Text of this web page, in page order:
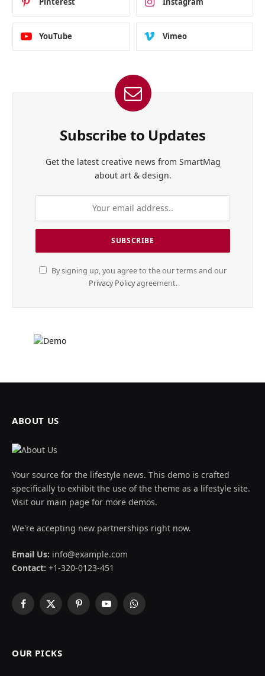
YouTube Vimeo
Subscribe to Updates
Get the latest creative news from SmartMag
about art & design.
By signing up, you agree to the our terms and our
Privacy Policyagreement.
ABOUT US
Your source for the lifestyle news. This demo is crafted
specifically to exhibit the use of the theme as a lifestyle site.
Visit our main page for more demos.
We're accepting new partnerships right now.
Email Us: info@example.com
Contact: +1-320-0123-451
Facebook
X
PinterestYouTubeWhatsApp
OUR PICKS